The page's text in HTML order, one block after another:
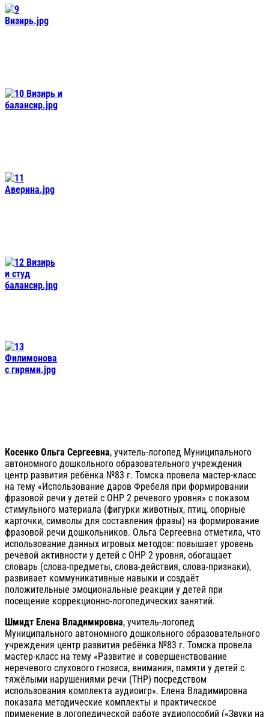
Косенко Ольга Сергеевна, учитель-логопед Муниципального
автономного дошкольного образовательного учреждения
центр развития ребёнка №83 г. Томска провела мастер-класс
на тему «Использование даров Фребеля при формировании
фразовой речи у детей с ОНР 2 речевого уровня» с показом
стимульного материала (фигурки животных, птиц, опорные
карточки, символы для составления фразы) на формирование
фразовой речи дошкольников. Ольга Сергеевна отметила, что
использование данных игровых методов: повышает уровень
речевой активности у детей с ОНР 2 уровня, обогащает
словарь (слова-предметы, слова-действия, слова-признаки),
развивает коммуникативные навыки и создаёт
положительные эмоциональные реакции у детей при
посещение коррекционно-логопедических занятий.
Шмидт Елена Владимировна, учитель-логопед
Муниципального автономного дошкольного образовательного
учреждения центр развития ребёнка №83 г. Томска провела
мастер-класс на тему «Развитие и совершенствование
неречевого слухового гнозиса, внимания, памяти у детей с
тяжёлыми нарушениями речи (ТНР) посредством
использования комплекта аудиоигр». Елена Владимировна
показала методические комплекты и практическое
применение в логопедической работе аудиопособий («Звуки на